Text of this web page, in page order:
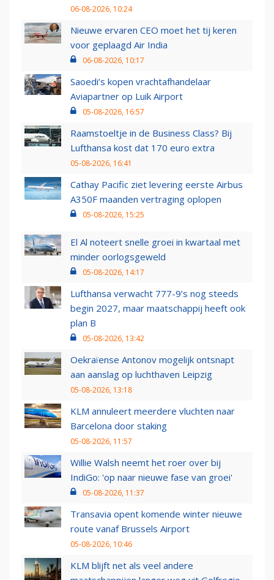
06-08-2026, 10:24
Nieuwe ervaren CEO moet het tij keren
voor geplaagd Air India
06-08-2026, 10:17
Saoedi’s kopen vrachtafhandelaar
Aviapartner op Luik Airport
05-08-2026, 16:57
Raamstoeltje in de Business Class? Bij
Lufthansa kost dat 170 euro extra
05-08-2026, 16:41
Cathay Pacific ziet levering eerste Airbus
A350F maanden vertraging oplopen
05-08-2026, 15:25
El Al noteert snelle groei in kwartaal met
minder oorlogsgeweld
05-08-2026, 14:17
Lufthansa verwacht 777-9’s nog steeds
begin 2027, maar maatschappij heeft ook
plan B
05-08-2026, 13:42
Oekraïense Antonov mogelijk ontsnapt
aan aanslag op luchthaven Leipzig
05-08-2026, 13:18
KLM annuleert meerdere vluchten naar
Barcelona door staking
05-08-2026, 11:57
Willie Walsh neemt het roer over bij
IndiGo: 'op naar nieuwe fase van groei'
05-08-2026, 11:37
Transavia opent komende winter nieuwe
route vanaf Brussels Airport
05-08-2026, 10:46
KLM blijft net als veel andere